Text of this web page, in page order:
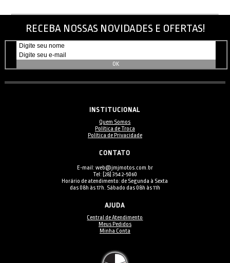
RECEBA NOSSAS NOVIDADES E OFERTAS!
INSTITUCIONAL
Quem Somos
Política de Troca
Política de Privacidade
CONTATO
E-mail: web@jmjmotos.com.br
Tel: [28] 3542-5060
Horário de atendimento: de Segunda à Sexta
das 08h às 17h. Sábado das 08h às 11h
AJUDA
Central de Atendimento
Meus Pedidos
Minha Conta